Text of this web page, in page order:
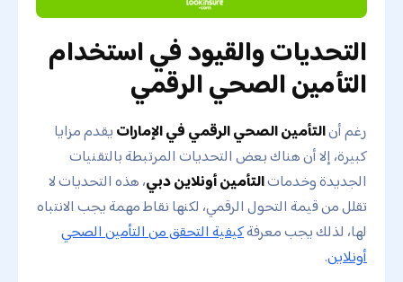
التحديات والقيود في استخدام
التأمين الصحي الرقمي
رغم أنالتأمين الصحي الرقمي في الإماراتيقدم مزايا
كبيرة، إلا أن هناك بعض التحديات المرتبطة بالتقنيات
الجديدة وخدماتالتأمين أونلاين دبي، هذه التحديات لا
تقلل من قيمة التحول الرقمي، لكنها نقاط مهمة يجب الانتباه
لها، لذلك يجب معرفةكيفية التحقق من التأمين الصحي
أونلاين.